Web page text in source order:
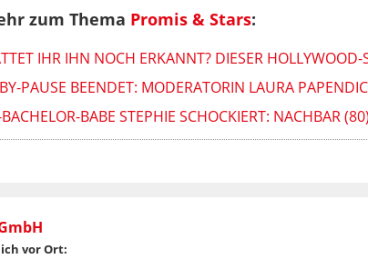
zum Thema Promis & Stars:
IHR IHN NOCH ERKANNT? DIESER
PAUSE BEENDET: MODERATORIN LAURA
BACHELOR-BABE STEPHIE SCHOCKIERT: NACHBAR
vor Ort: